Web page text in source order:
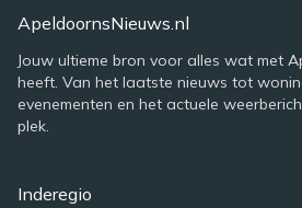
ApeldoornsNieuws.nl
Jouw ultieme bron voor alles wat met
heeft. Van het laatste nieuws tot
evenementen en het actuele
plek.
Inderegio